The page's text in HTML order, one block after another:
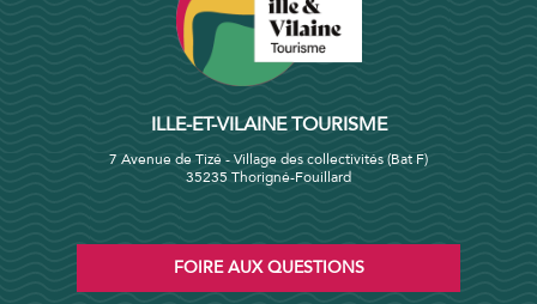
ILLE-ET-VILAINE TOURISME
7 Avenue de Tizé - Village des collectivités (Bat F)
35235 Thorigné-Fouillard
FOIRE AUX QUESTIONS